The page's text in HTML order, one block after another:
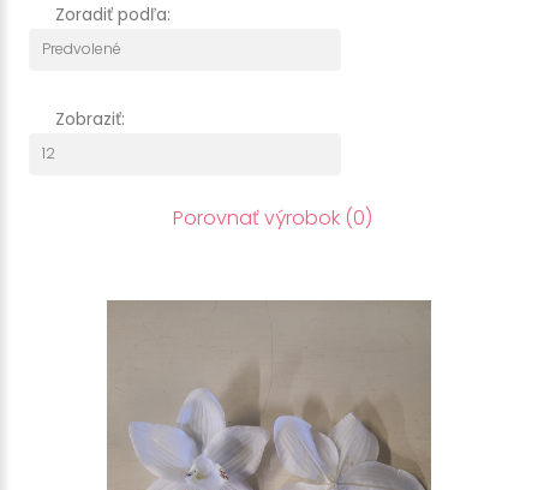
Zoradiť podľa:
Zobraziť:
Porovnať výrobok (0)